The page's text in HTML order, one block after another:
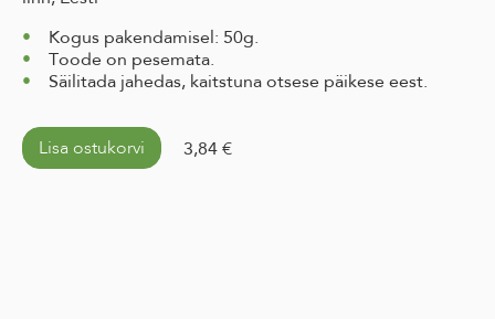
Kogus pakendamisel: 50g.
Toode on pesemata.
Säilitada jahedas, kaitstuna otsese päikese eest.
Lisa ostukorvi 3,84 €